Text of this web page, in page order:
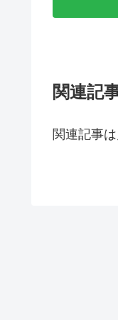
関連記
関連記事